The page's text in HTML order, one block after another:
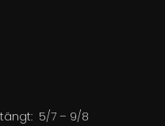
5/7 – 9/8